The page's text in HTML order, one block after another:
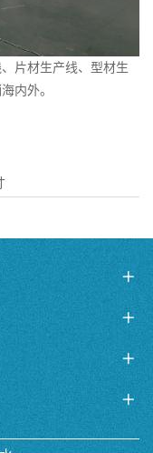
、片材生产线、 型材生
内外。